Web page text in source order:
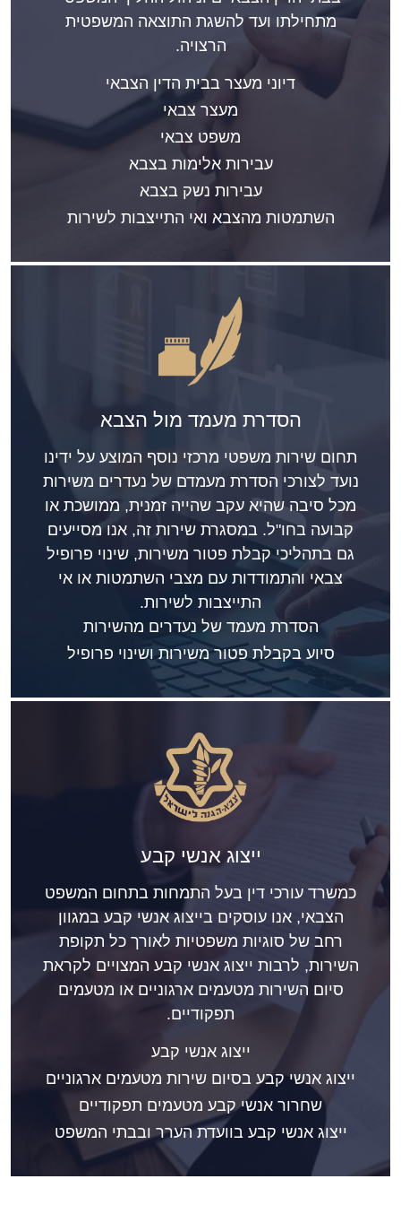
מתחילתו ועד להשגת התוצאה המשפטית
הרצויה.
דיוני מעצר בבית הדין הצבאי
מעצר צבאי
משפט צבאי
עבירות אלימות בצבא
עבירות נשק בצבא
השתמטות מהצבא ואי התייצבות לשירות
הסדרת מעמד מול הצבא
תחום שירות משפטי מרכזי נוסף המוצע על ידינו
נועד לצורכי הסדרת מעמדם של נעדרים משירות
מכל סיבה שהיא עקב שהייה זמנית, ממושכת או
קבועה בחו"ל. במסגרת שירות זה, אנו מסייעים
גם בתהליכי קבלת פטור משירות, שינוי פרופיל
צבאי והתמודדות עם מצבי השתמטות או אי
התייצבות לשירות.
הסדרת מעמד של נעדרים מהשירות
סיוע בקבלת פטור משירות ושינוי פרופיל
ייצוג אנשי קבע
כמשרד עורכי דין בעל התמחות בתחום המשפט
הצבאי, אנו עוסקים בייצוג אנשי קבע במגוון
רחב של סוגיות משפטיות לאורך כל תקופת
השירות, לרבות ייצוג אנשי קבע המצויים לקראת
סיום השירות מטעמים ארגוניים או מטעמים
תפקודיים.
ייצוג אנשי קבע
ייצוג אנשי קבע בסיום שירות מטעמים ארגוניים
שחרור אנשי קבע מטעמים תפקודיים
ייצוג אנשי קבע בוועדת הערר ובבתי המשפט